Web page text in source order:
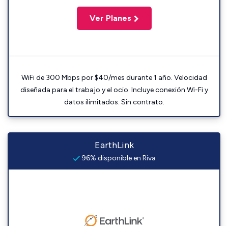
Ver Planes
WiFi de 300 Mbps por $40/mes durante 1 año. Velocidad
diseñada para el trabajo y el ocio. Incluye conexión Wi-Fi y
datos ilimitados. Sin contrato.
EarthLink
96% disponible en Riva